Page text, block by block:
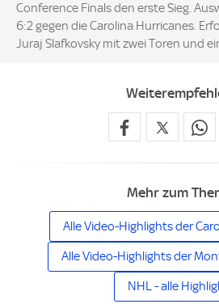
Conference Finals den erste Sieg.
6:2 gegen die Carolina Hurricanes.
Juraj Slafkovsky mit zwei Toren und
Mehr zum
Alle Video-Highlights der
Alle Video-Highlights der
NHL - alle